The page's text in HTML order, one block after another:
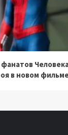
в новом